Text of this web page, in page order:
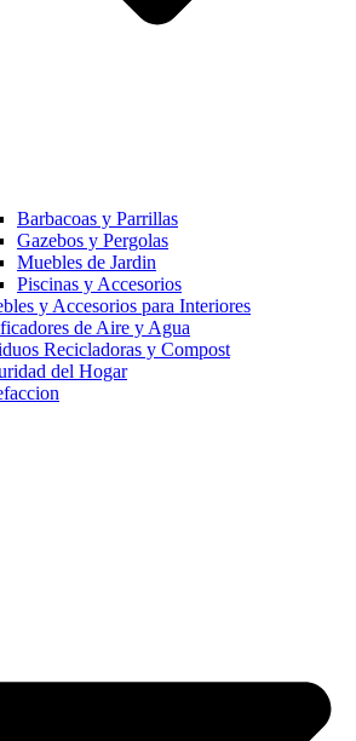
Barbacoas y Parrillas
Gazebos y Pergolas
Muebles de Jardin
Piscinas y Accesorios
y Accesorios para Interiores
de Aire y Agua
Recicladoras y Compost
del Hogar